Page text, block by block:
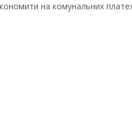
на комунальних